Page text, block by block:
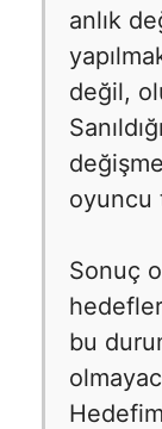
anlık
değil,
oyuncu
Sonuç
bu